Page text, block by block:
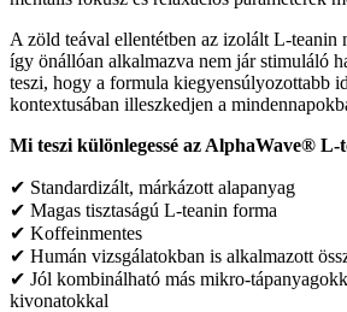
A zöld teával ellentétben az izolált L-teanin
így önállóan alkalmazva nem jár stimuláló
teszi, hogy a formula kiegyensúlyozottabb
kontextusában illeszkedjen a
Mi teszi különlegessé az AlphaWave® L-
✔ Standardizált, márkázott alapanyag
✔ Magas tisztaságú L-teanin forma
✔ Koffeinmentes
✔ Humán vizsgálatokban is alkalmazott
✔ Jól kombinálható más mikro-
kivonatokkal